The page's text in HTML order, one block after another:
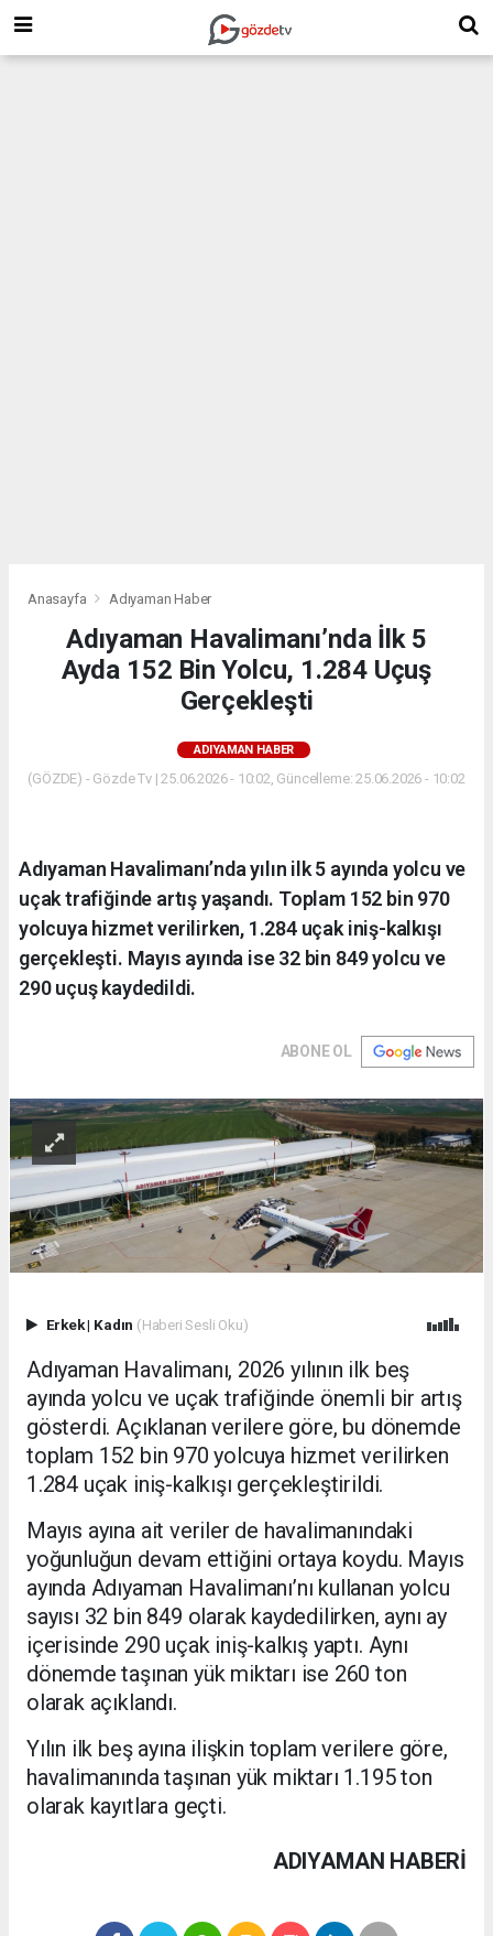
Anasayfa Adıyaman Haber
Adıyaman Havalimanı’nda İlk 5
Ayda 152 Bin Yolcu, 1.284 Uçuş
Gerçekleşti
ADIYAMAN HABER
(GÖZDE) - Gözde Tv | 25.06.2026 - 10:02, Güncelleme: 25.06.2026 - 10:02
Adıyaman Havalimanı’nda yılın ilk 5 ayında yolcu ve
uçak trafiğinde artış yaşandı. Toplam 152 bin 970
yolcuya hizmet verilirken, 1.284 uçak iniş-kalkışı
gerçekleşti. Mayıs ayında ise 32 bin 849 yolcu ve
290 uçuş kaydedildi.
ABONE OL
Erkek| Kadın (Haberi Sesli Oku)
Adıyaman Havalimanı, 2026 yılının ilk beş
ayında yolcu ve uçak trafiğinde önemli bir artış
gösterdi. Açıklanan verilere göre, bu dönemde
toplam 152 bin 970 yolcuya hizmet verilirken
1.284 uçak iniş-kalkışı gerçekleştirildi.
Mayıs ayına ait veriler de havalimanındaki
yoğunluğun devam ettiğini ortaya koydu. Mayıs
ayında Adıyaman Havalimanı’nı kullanan yolcu
sayısı 32 bin 849 olarak kaydedilirken, aynı ay
içerisinde 290 uçak iniş-kalkış yaptı. Aynı
dönemde taşınan yük miktarı ise 260 ton
olarak açıklandı.
Yılın ilk beş ayına ilişkin toplam verilere göre,
havalimanında taşınan yük miktarı 1.195 ton
olarak kayıtlara geçti.
ADIYAMAN HABERİ